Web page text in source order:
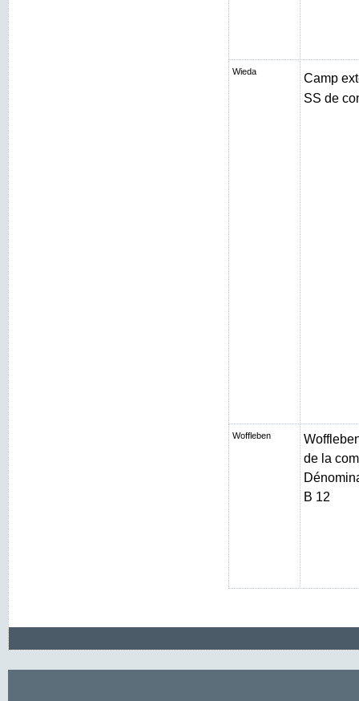
Wieda
Camp
SS de
Woffleben
de la
B 12